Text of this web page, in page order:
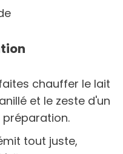
chauffer le lait
et le zeste d'un
préparation.
tout juste,